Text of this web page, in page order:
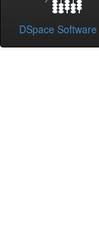
DSpace Software